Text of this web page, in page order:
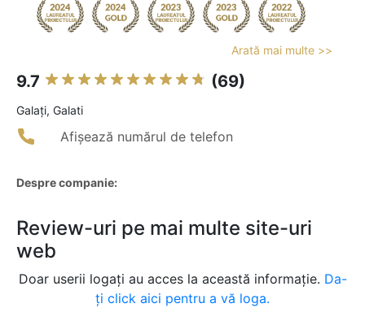
Arată mai multe >>
9.7 (69)
Galaţi, Galati
Afișează numărul de telefon
Despre companie:
Review-uri pe mai multe site-uri
web
Doar userii logați au acces la această informație. Da-
ți click aici pentru a vă loga.